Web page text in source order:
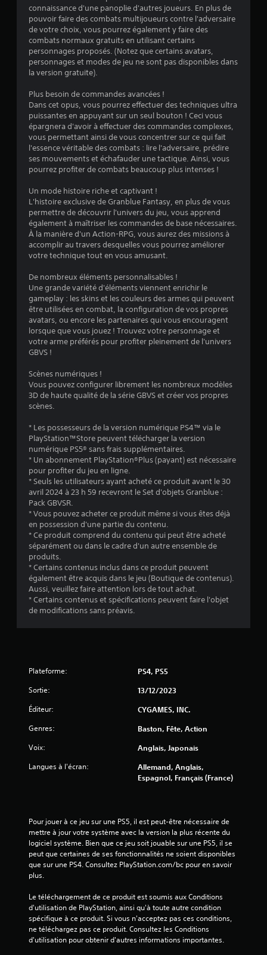
5
é
o
i
l
e
s
s
u
(
5
3
v
i
s
)
connaissance d'une panoplie d'autres joueurs. En plus de
pouvoir faire des combats multijoueurs contre l'adversaire
de votre choix, vous pourrez également y faire des
combats normaux gratuits en utilisant certains
personnages proposés. (Notez que certains avatars,
personnages et modes de jeu ne sont pas disponibles dans
la version gratuite).
Plus besoin de commandes avancées !
Dans cet opus, vous pourrez effectuer des techniques ultra
puissantes en appuyant sur un seul bouton ! Ceci vous
épargnera d'avoir à effectuer des commandes complexes,
vous permettant ainsi de vous concentrer sur ce qui fait
l'essence véritable des combats : lire l'adversaire, prédire
ses mouvements et échafauder une tactique. Ainsi, vous
pourrez profiter de combats beaucoup plus intenses !
Un mode histoire riche et captivant !
L'histoire exclusive de Granblue Fantasy, en plus de vous
permettre de découvrir l'univers du jeu, vous apprend
également à maîtriser les commandes de base nécessaires.
À la manière d'un Action-RPG, vous aurez des missions à
accomplir au travers desquelles vous pourrez améliorer
votre technique tout en vous amusant.
De nombreux éléments personnalisables !
Une grande variété d'éléments viennent enrichir le
gameplay : les skins et les couleurs des armes qui peuvent
être utilisées en combat, la configuration de vos propres
avatars, ou encore les partenaires qui vous encouragent
lorsque que vous jouez ! Trouvez votre personnage et
votre arme préférés pour profiter pleinement de l'univers
GBVS !
Scènes numériques !
Vous pouvez configurer librement les nombreux modèles
3D de haute qualité de la série GBVS et créer vos propres
scènes.
* Les possesseurs de la version numérique PS4™ via le
PlayStation™Store peuvent télécharger la version
numérique PS5® sans frais supplémentaires.
* Un abonnement PlayStation®Plus (payant) est nécessaire
pour profiter du jeu en ligne.
* Seuls les utilisateurs ayant acheté ce produit avant le 30
avril 2024 à 23 h 59 recevront le Set d'objets Granblue :
Pack GBVSR.
* Vous pouvez acheter ce produit même si vous êtes déjà
en possession d'une partie du contenu.
* Ce produit comprend du contenu qui peut être acheté
séparément ou dans le cadre d'un autre ensemble de
produits.
* Certains contenus inclus dans ce produit peuvent
également être acquis dans le jeu (Boutique de contenus).
Aussi, veuillez faire attention lors de tout achat.
* Certains contenus et spécifications peuvent faire l'objet
de modifications sans préavis.
Plateforme: PS4, PS5
Sortie: 13/12/2023
Éditeur: CYGAMES, INC.
Genres: Baston, Fête, Action
Voix: Anglais, Japonais
Langues à l'écran:
Allemand, Anglais,
Espagnol, Français (France)
Pour jouer à ce jeu sur une PS5, il est peut-être nécessaire de
mettre à jour votre système avec la version la plus récente du
logiciel système. Bien que ce jeu soit jouable sur une PS5, il se
peut que certaines de ses fonctionnalités ne soient disponibles
que sur une PS4. Consultez PlayStation.com/bc pour en savoir
plus.
Le téléchargement de ce produit est soumis aux Conditions
d'utilisation de PlayStation, ainsi qu'à toute autre condition
spécifique à ce produit. Si vous n'acceptez pas ces conditions,
ne téléchargez pas ce produit. Consultez les Conditions
d'utilisation pour obtenir d'autres informations importantes.